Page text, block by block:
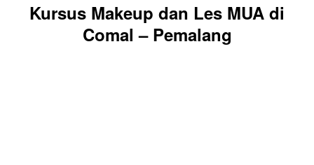
Kursus Makeup dan Les MUA di
Comal – Pemalang